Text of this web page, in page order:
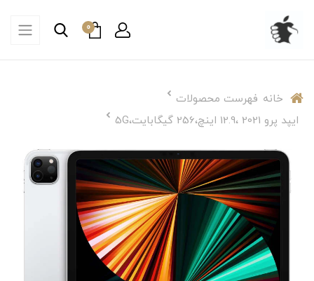
0
خانه فهرست محصولات
ایپد پرو 2021 ،12.9 اینچ،256 گیگابایت،5G